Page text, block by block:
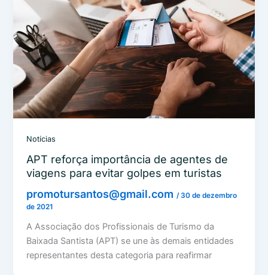
Notícias
APT reforça importância de agentes de
viagens para evitar golpes em turistas
promotursantos@gmail.com /30 de dezembro
de 2021
A Associação dos Profissionais de Turismo da
Baixada Santista (APT) se une às demais entidades
representantes desta categoria para reafirmar